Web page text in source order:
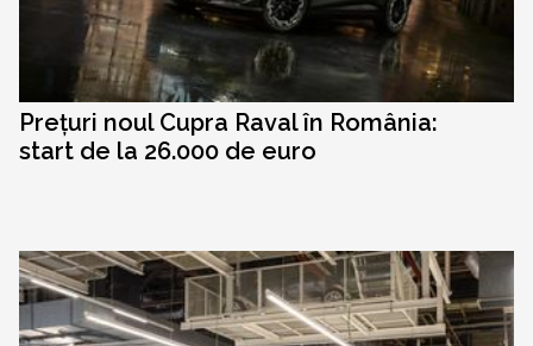
Prețuri noul Cupra Raval în România:
start de la 26.000 de euro